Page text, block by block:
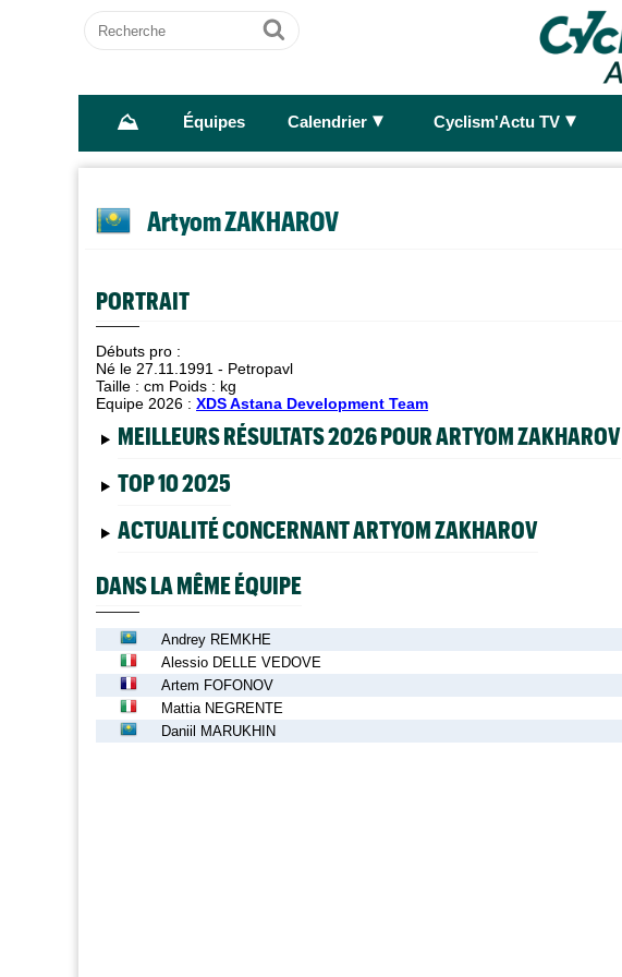
Recherche
Ok
⛰ Équipes Calendrier ► Cyclism'Actu TV ►
Artyom ZAKHAROV
PORTRAIT
Débuts pro :
Né le 27.11.1991 - Petropavl
Taille : cm Poids : kg
Equipe 2026 : XDS Astana Development Team
MEILLEURS RÉSULTATS 2026 POUR ARTYOM ZAKHAROV
TOP 10 2025
ACTUALITÉ CONCERNANT ARTYOM ZAKHAROV
DANS LA MÊME ÉQUIPE
Andrey REMKHE
Alessio DELLE VEDOVE
Artem FOFONOV
Mattia NEGRENTE
Daniil MARUKHIN